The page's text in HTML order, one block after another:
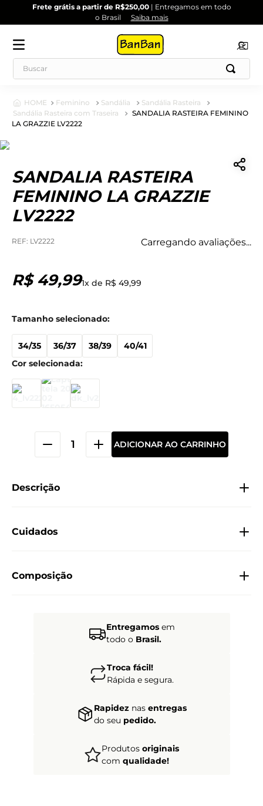
Frete grátis a partir de R$250,00| Entregamos em todo
o Brasil
Saiba mais
Feminino Sandália
Sandália Rasteira
Sandália Rasteira com Traseira
SANDALIA RASTEIRA FEMININO
LA GRAZZIE LV2222
SANDALIA RASTEIRA
FEMININO LA GRAZZIE
LV2222
: LV2222 Carregando avaliações...
R$ 49,991x de R$ 49,99
34/35 36/37 38/39 40/41
ADICIONAR AO CARRINHO
Descrição
Cuidados
Composição
Entregamosem
todo o Brasil.
Troca fácil!
Rápida e segura.
Rapidez nas entregas
do seu pedido.
Produtos originais
com qualidade!